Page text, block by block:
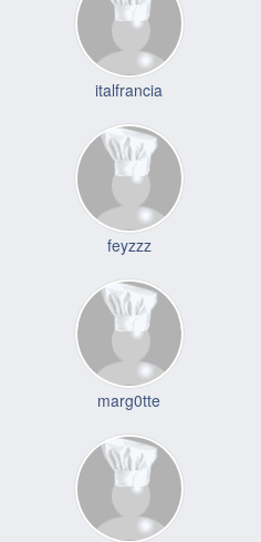
italfrancia
feyzzz
marg0tte